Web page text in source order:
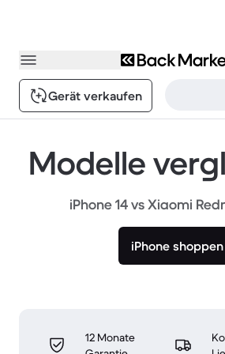
Gerät verkaufen
Modelle
iPhone 14 vs Xiaomi
iPhone shoppen
12 Monate